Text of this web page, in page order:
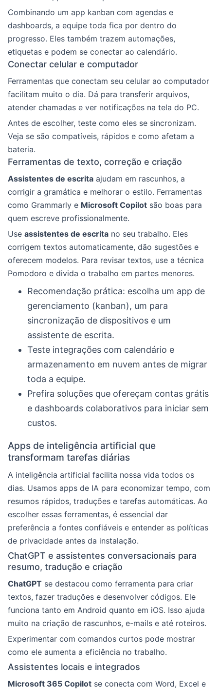
Combinando um app kanban com agendas e
dashboards, a equipe toda fica por dentro do
progresso. Eles também trazem automações,
etiquetas e podem se conectar ao calendário.
Conectar celular e computador
Ferramentas que conectam seu celular ao computador
facilitam muito o dia. Dá para transferir arquivos,
atender chamadas e ver notificações na tela do PC.
Antes de escolher, teste como eles se sincronizam.
Veja se são compatíveis, rápidos e como afetam a
bateria.
Ferramentas de texto, correção e criação
Assistentes de escrita ajudam em rascunhos, a
corrigir a gramática e melhorar o estilo. Ferramentas
como Grammarly e Microsoft Copilot são boas para
quem escreve profissionalmente.
Use assistentes de escrita no seu trabalho. Eles
corrigem textos automaticamente, dão sugestões e
oferecem modelos. Para revisar textos, use a técnica
Pomodoro e divida o trabalho em partes menores.
Recomendação prática: escolha um app de
gerenciamento (kanban), um para
sincronização de dispositivos e um
assistente de escrita.
Teste integrações com calendário e
armazenamento em nuvem antes de migrar
toda a equipe.
Prefira soluções que ofereçam contas grátis
e dashboards colaborativos para iniciar sem
custos.
Apps de inteligência artificial que
transformam tarefas diárias
A inteligência artificial facilita nossa vida todos os
dias. Usamos apps de IA para economizar tempo, com
resumos rápidos, traduções e tarefas automáticas. Ao
escolher essas ferramentas, é essencial dar
preferência a fontes confiáveis e entender as políticas
de privacidade antes da instalação.
ChatGPT e assistentes conversacionais para
resumo, tradução e criação
ChatGPT se destacou como ferramenta para criar
textos, fazer traduções e desenvolver códigos. Ele
funciona tanto em Android quanto em iOS. Isso ajuda
muito na criação de rascunhos, e-mails e até roteiros.
Experimentar com comandos curtos pode mostrar
como ele aumenta a eficiência no trabalho.
Assistentes locais e integrados
Microsoft 365 Copilot se conecta com Word, Excel e